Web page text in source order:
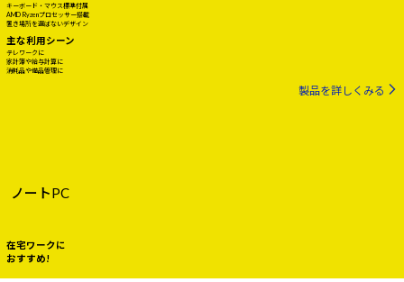
キーボード・マウス標準付属
AMD Ryzenプロセッサー搭載
置き場所を選ばないデザイン
主な利用シーン
テレワークに
家計簿や給与計算に
消耗品や備品管理に
製品を詳しくみる
ノートPC
在宅ワークに
おすすめ!